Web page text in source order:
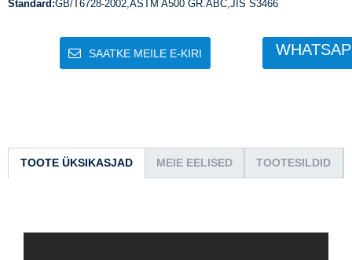
Standard:GB/T6728-2002,ASTM A500 GR.ABC,JIS S3466
SAATKE MEILE E-KIRI
TOOTE ÜKSIKASJAD MEIE EELISED TOOTESILDID